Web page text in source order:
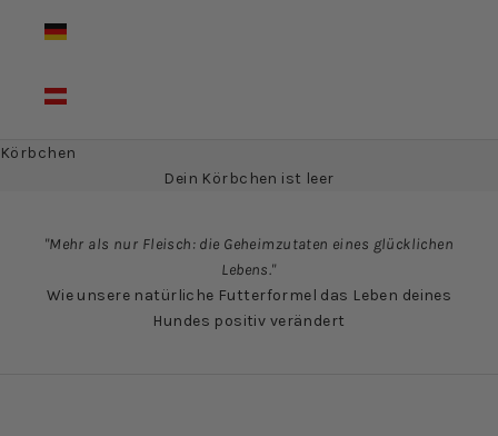
Körbchen
Dein Körbchen ist leer
"Mehr als nur Fleisch: die Geheimzutaten eines glücklichen
Lebens."
Wie unsere natürliche Futterformel das Leben deines
Hundes positiv verändert